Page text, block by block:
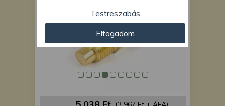
személyre szabott hirdetések és
tartalom nyújtásához, hirdetés- és
tartalomméréshez, nézettségi adatok
gyűjtéséhez, valamint termékek
kifejlesztéséhez és a termékek
javításához. Az Ön engedélyével mi és a
partnereink eszközleolvasásos
adatokat és azonosítási információkat
Testreszabás
Elfogadom